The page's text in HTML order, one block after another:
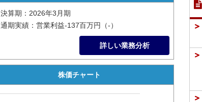
決算期：2026年3月期
通期実績：営業利益-137百万円（-）
詳しい業務分析
株価チャート